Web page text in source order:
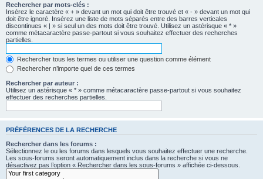
Rechercher par mots-clés :
Insérez le caractère « + » devant un mot qui doit être trouvé et « - » devant un mot qui
doit être ignoré. Insérez une liste de mots séparés entre des barres verticales
discontinues « | » si seul un des mots doit être trouvé. Utilisez un astérisque « * »
comme métacaractère passe-partout si vous souhaitez effectuer des recherches
partielles.
Rechercher tous les termes ou utiliser une question comme élément
Rechercher n’importe quel de ces termes
Rechercher par auteur :
Utilisez un astérisque « * » comme métacaractère passe-partout si vous souhaitez
effectuer des recherches partielles.
PRÉFÉRENCES DE LA RECHERCHE
Rechercher dans les forums :
Sélectionnez le ou les forums dans lesquels vous souhaitez effectuer une recherche.
Les sous-forums seront automatiquement inclus dans la recherche si vous ne
désactivez pas l’option « Rechercher dans les sous-forums » affichée ci-dessous.